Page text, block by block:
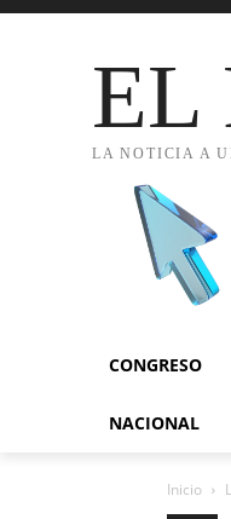
EL
LA NOTICIA A
CONGRESO
NACIONAL
Inicio